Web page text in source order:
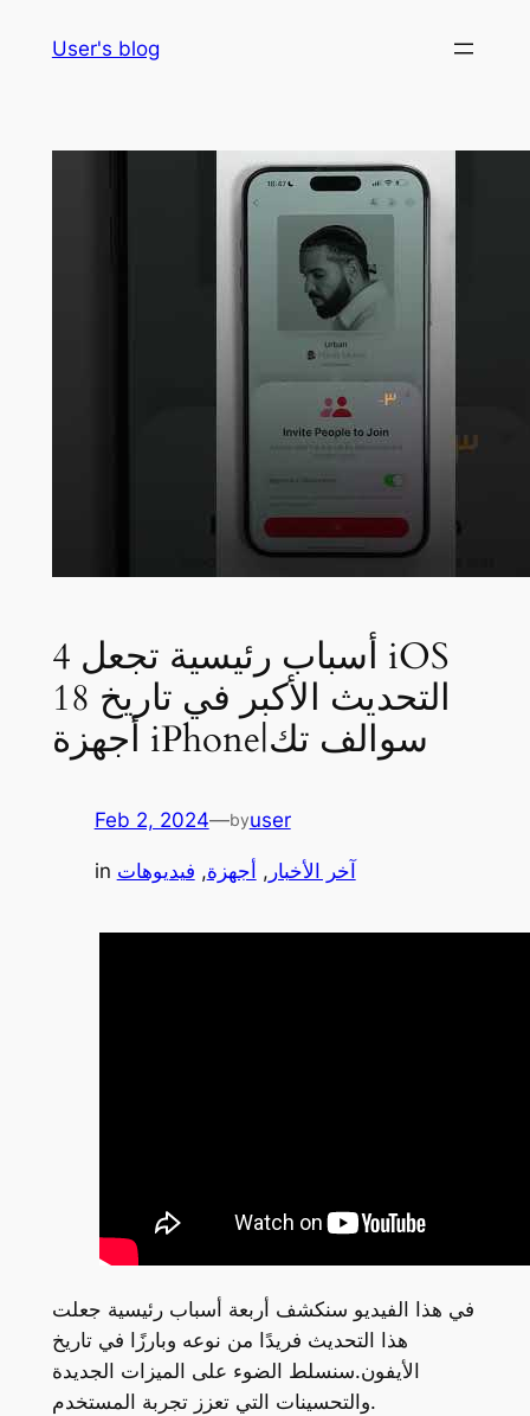
User's blog
4 أسباب رئيسية تجعل iOS
18 التحديث الأكبر في تاريخ
أجهزة iPhone|سوالف تك
Feb 2, 2024—byuser
in آخر الأخبار , أجهزة, فيديوهات
في هذا الفيديو سنكشف أربعة أسباب رئيسية جعلت
هذا التحديث فريدًا من نوعه وبارزًا في تاريخ
الأيفون.سنسلط الضوء على الميزات الجديدة
والتحسينات التي تعزز تجربة المستخدم.